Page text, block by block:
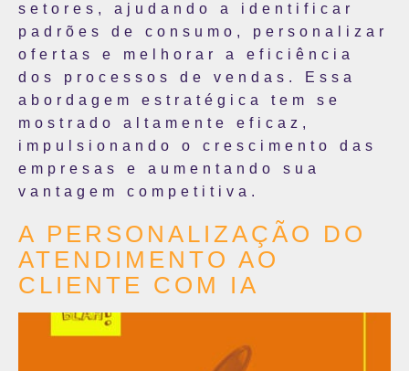
setores, ajudando a identificar
padrões de consumo, personalizar
ofertas e melhorar a eficiência
dos processos de vendas. Essa
abordagem estratégica tem se
mostrado altamente eficaz,
impulsionando o crescimento das
empresas e aumentando sua
vantagem competitiva.
A PERSONALIZAÇÃO DO
ATENDIMENTO AO
CLIENTE COM IA